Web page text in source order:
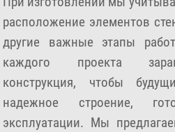
расположение элементов
другие важные этапы
каждого проекта
конструкция, чтобы
надежное строение,
эксплуатации. Мы